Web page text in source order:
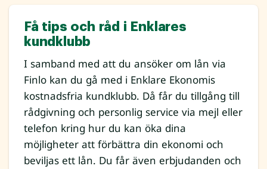
Få tips och råd i Enklares
kundklubb
I samband med att du ansöker om lån via
Finlo kan du gå med i Enklare Ekonomis
kostnadsfria kundklubb. Då får du tillgång till
rådgivning och personlig service via mejl eller
telefon kring hur du kan öka dina
möjligheter att förbättra din ekonomi och
beviljas ett lån. Du får även erbjudanden och